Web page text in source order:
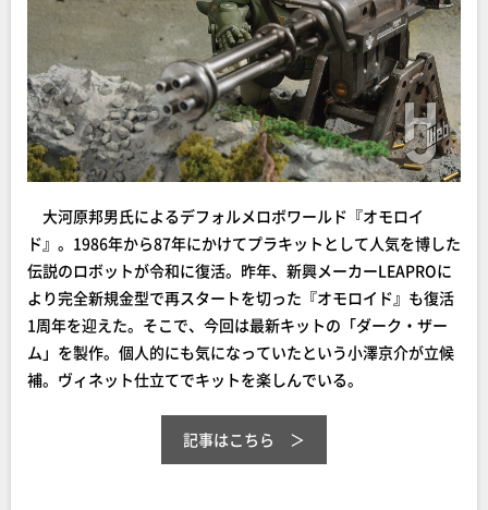
大河原邦男氏によるデフォルメロボワールド『オモロイ
ド』。1986年から87年にかけてプラキットとして人気を博した
伝説のロボットが令和に復活。昨年、新興メーカーLEAPROに
より完全新規金型で再スタートを切った『オモロイド』も復活
1周年を迎えた。そこで、今回は最新キットの「ダーク・ザー
ム」を製作。個人的にも気になっていたという小澤京介が立候
補。ヴィネット仕立てでキットを楽しんでいる。
記事はこちら